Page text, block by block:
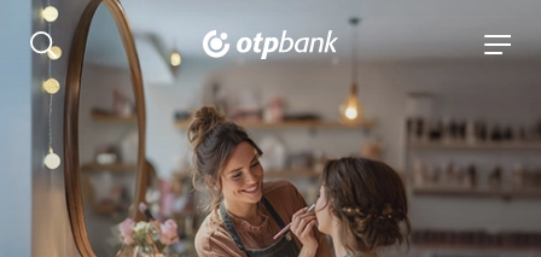
tartalmához
Keresés kinyitása